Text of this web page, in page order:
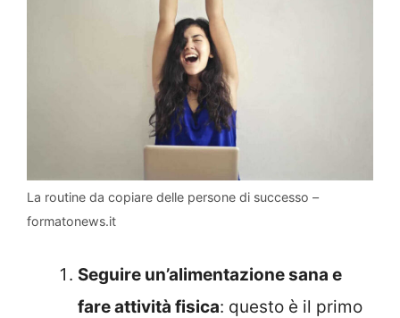
La routine da copiare delle persone di successo –
formatonews.it
Seguire un’alimentazione sana e
fare attività fisica: questo è il primo